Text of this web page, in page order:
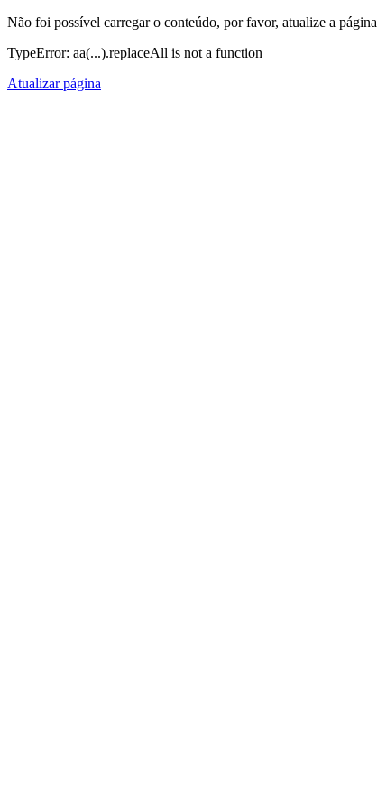
Não foi possível carregar o conteúdo, por favor, atualize a página
TypeError: aa(...).replaceAll is not a function
Atualizar página